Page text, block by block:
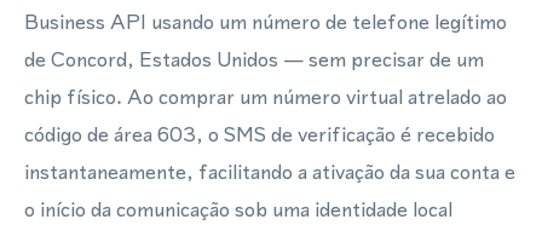
Business API usando um número de telefone legítimo
de Concord, Estados Unidos — sem precisar de um
chip físico. Ao comprar um número virtual atrelado ao
código de área 603, o SMS de verificação é recebido
instantaneamente, facilitando a ativação da sua conta e
o início da comunicação sob uma identidade local